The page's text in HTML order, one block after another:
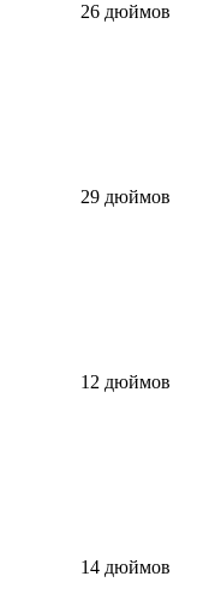
26 дюймов
29 дюймов
12 дюймов
14 дюймов